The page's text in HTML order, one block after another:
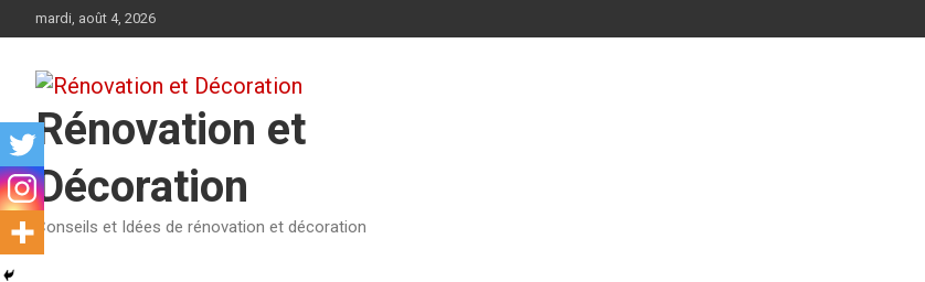
au
mardi, août 4, 2026
Rénovation et
Décoration
Conseils et Idées de rénovation et décoration